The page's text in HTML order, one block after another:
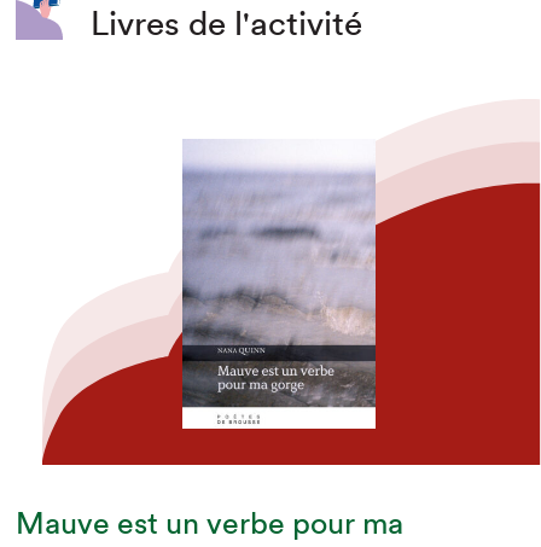
Livres de l'activité
Mauve est un verbe pour ma